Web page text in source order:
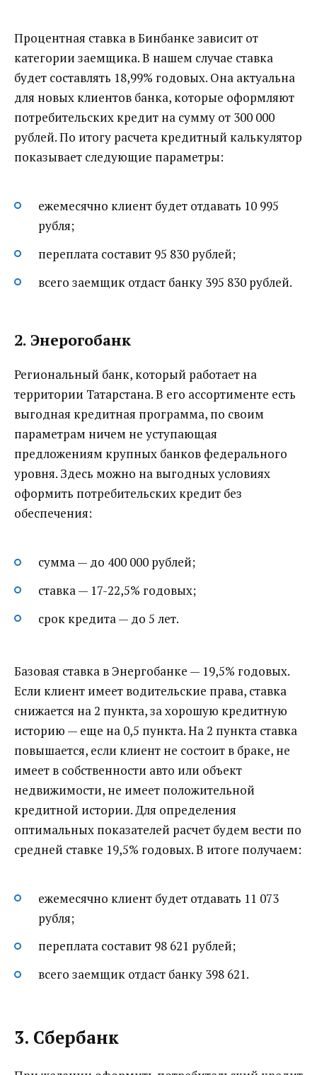
Процентная ставка в Бинбанке зависит от
категории заемщика. В нашем случае ставка
будет составлять 18,99% годовых. Она актуальна
для новых клиентов банка, которые оформляют
потребительских кредит на сумму от 300 000
рублей. По итогу расчета кредитный калькулятор
показывает следующие параметры:
ежемесячно клиент будет отдавать 10 995
рубля;
переплата составит 95 830 рублей;
всего заемщик отдаст банку 395 830 рублей.
2. Энерогобанк
Региональный банк, который работает на
территории Татарстана. В его ассортименте есть
выгодная кредитная программа, по своим
параметрам ничем не уступающая
предложениям крупных банков федерального
уровня. Здесь можно на выгодных условиях
оформить потребительских кредит без
обеспечения:
сумма — до 400 000 рублей;
ставка — 17-22,5% годовых;
срок кредита — до 5 лет.
Базовая ставка в Энергобанке — 19,5% годовых.
Если клиент имеет водительские права, ставка
снижается на 2 пункта, за хорошую кредитную
историю — еще на 0,5 пункта. На 2 пункта ставка
повышается, если клиент не состоит в браке, не
имеет в собственности авто или объект
недвижимости, не имеет положительной
кредитной истории. Для определения
оптимальных показателей расчет будем вести по
средней ставке 19,5% годовых. В итоге получаем:
ежемесячно клиент будет отдавать 11 073
рубля;
переплата составит 98 621 рублей;
всего заемщик отдаст банку 398 621.
3. Сбербанк